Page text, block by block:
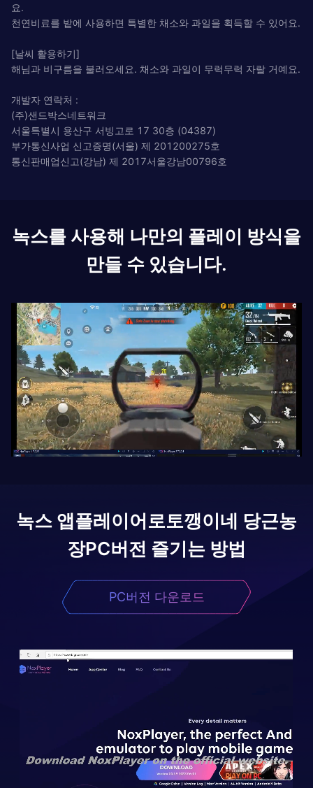
요.
천연비료를 밭에 사용하면 특별한 채소와 과일을 획득할 수 있어요.
[날씨 활용하기]
해님과 비구름을 불러오세요. 채소와 과일이 무럭무럭 자랄 거예요.
개발자 연락처 :
(주)샌드박스네트워크
서울특별시 용산구 서빙고로 17 30층 (04387)
부가통신사업 신고증명(서울) 제 201200275호
통신판매업신고(강남) 제 2017서울강남00796호
녹스를 사용해 나만의 플레이 방식을
만들 수 있습니다.
녹스 앱플레이어로토깽이네 당근농
장PC버전 즐기는 방법
PC버전 다운로드